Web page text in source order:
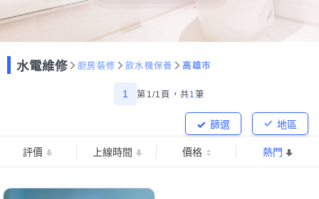
水電維修 廚房裝修 飲水機保養 高雄市
1 第1/1頁， 共1筆
地區
篩選
評價 上線時間 價格 熱門